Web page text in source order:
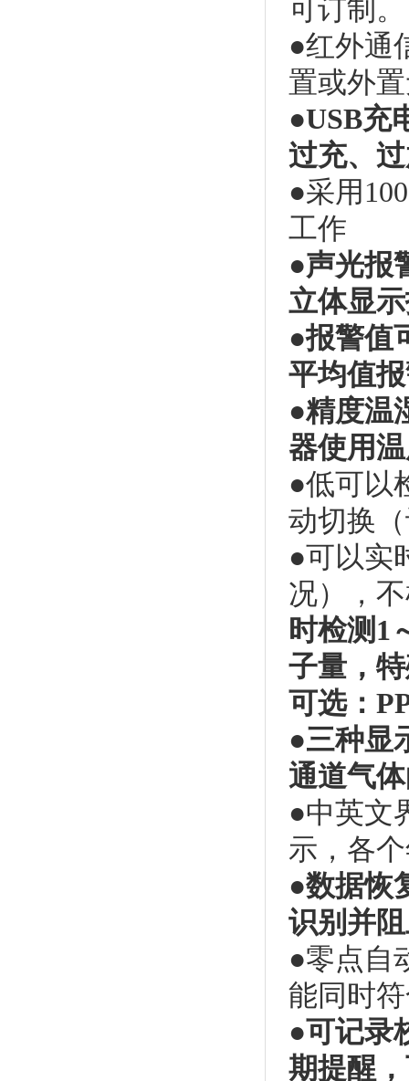
可订制。
●红外通
置或外
●USB充
过充、
●采用
工作
●声光报
立体显
●报警值
平均值
●精度温
器使用
●低可以
动切换
●可以实
况），
时检测1
子量，
可选：
●三种显
通道气
●中英文
示，各
●数据恢
识别并
●零点自
能同时
●可记录
期提醒